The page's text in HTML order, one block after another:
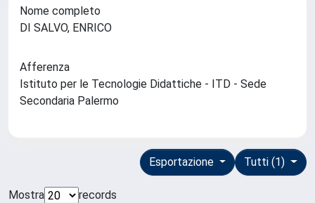
Nome completo
DI SALVO, ENRICO
Afferenza
Istituto per le Tecnologie Didattiche - ITD - Sede
Secondaria Palermo
Tutti (1)
Esportazione
Mostra
records